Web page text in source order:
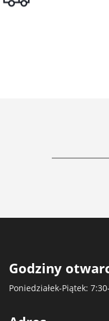
Godziny
Poniedziałek-Piątek: